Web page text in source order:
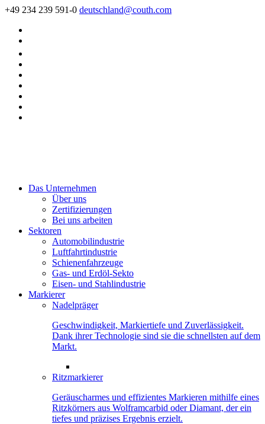
+49 234 239 591-0 deutschland@couth.com
Das Unternehmen
Über uns
Zertifizierungen
Bei uns arbeiten
Sektoren
Automobilindustrie
Luftfahrtindustrie
Schienenfahrzeuge
Gas- und Erdöl-Sekto
Eisen- und Stahlindustrie
Markierer
Nadelpräger
Geschwindigkeit, Markiertiefe und Zuverlässigkeit.
Dank ihrer Technologie sind sie die schnellsten auf dem
Markt.
Ritzmarkierer
Geräuscharmes und effizientes Markieren mithilfe eines
Ritzkörners aus Wolframcarbid oder Diamant, der ein
tiefes und präzises Ergebnis erzielt.